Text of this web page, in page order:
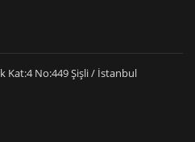
Kat:4 No:449 Şişli / İstanbul